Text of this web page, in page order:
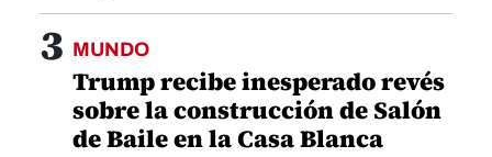
3 MUNDO
Trump recibe inesperado revés
sobre la construcción de Salón
de Baile en la Casa Blanca